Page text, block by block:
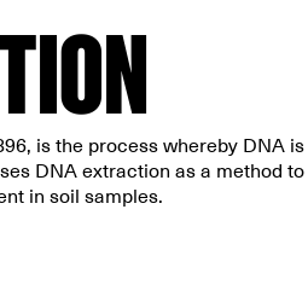
is the process whereby DNA is
DNA extraction as a method to
in soil samples.